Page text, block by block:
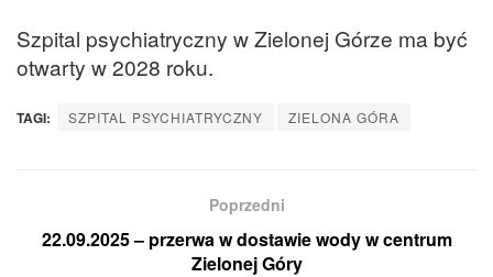
Szpital psychiatryczny w Zielonej Górze ma być
otwarty w 2028 roku.
TAGI: SZPITAL PSYCHIATRYCZNY ZIELONA GÓRA
Poprzedni
22.09.2025 – przerwa w dostawie wody w centrum
Zielonej Góry